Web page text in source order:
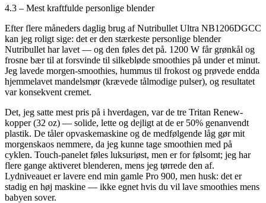
4.3 – Mest kraftfulde personlige blender
Efter flere måneders daglig brug af Nutribullet Ultra NB1206DGCC
kan jeg roligt sige: det er den stærkeste personlige blender
Nutribullet har lavet — og den føles det på. 1200 W får grønkål og
frosne bær til at forsvinde til silkebløde smoothies på under et minut.
Jeg lavede morgen-smoothies, hummus til frokost og prøvede endda
hjemmelavet mandelsmør (krævede tålmodige pulser), og resultatet
var konsekvent cremet.
Det, jeg satte mest pris på i hverdagen, var de tre Tritan Renew-
kopper (32 oz) — solide, lette og dejligt at de er 50% genanvendt
plastik. De tåler opvaskemaskine og de medfølgende låg gør mit
morgenskaos nemmere, da jeg kunne tage smoothien med på
cyklen. Touch-panelet føles luksuriøst, men er for følsomt; jeg har
flere gange aktiveret blenderen, mens jeg tørrede den af.
Lydniveauet er lavere end min gamle Pro 900, men husk: det er
stadig en høj maskine — ikke egnet hvis du vil lave smoothies mens
babyen sover.